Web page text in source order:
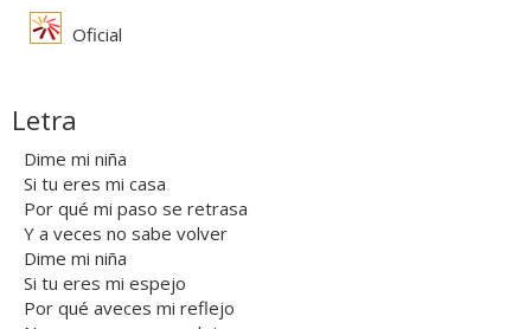
Oficial
Letra
Dime mi niña
Si tu eres mi casa
Por qué mi paso se retrasa
Y a veces no sabe volver
Dime mi niña
Si tu eres mi espejo
Por qué aveces mi reflejo